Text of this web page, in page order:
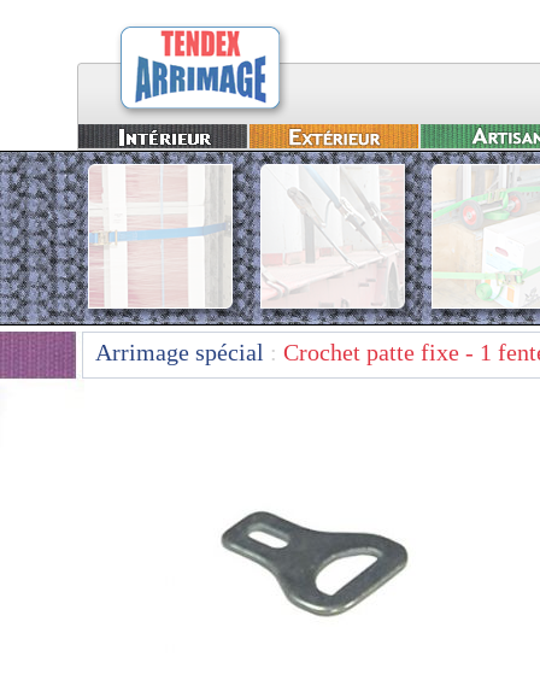
Arrimage spécial : Crochet patte fixe - 1